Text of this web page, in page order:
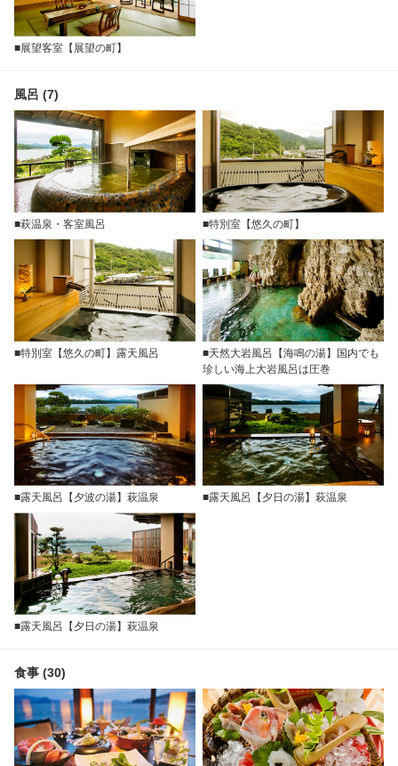
■展望客室【展望の町】
風呂 (7)
■萩温泉・客室風呂 ■特別室【悠久の町】
■特別室【悠久の町】露天風呂
■天然大岩風呂【海鳴の湯】国内でも
珍しい海上大岩風呂は圧巻
■露天風呂【夕波の湯】萩温泉 ■露天風呂【夕日の湯】萩温泉
■露天風呂【夕日の湯】萩温泉
食事 (30)